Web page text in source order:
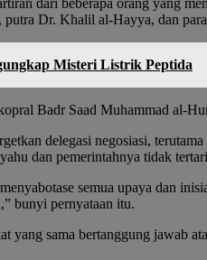
dari beberapa orang yang
putra Dr. Khalil al-Hayya, dan
Misteri Listrik Peptida
Badr Saad Muhammad al-
delegasi negosiasi,
dan pemerintahnya tidak
semua upaya dan
bunyi pernyataan itu.
yang sama bertanggung jawab